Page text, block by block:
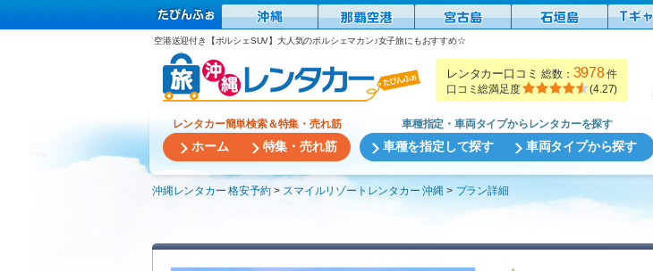
空港送迎付き【ポルシェSUV】大人気のポルシェマカン♪女子旅にもおすすめ☆
レンタカー口コミ 総数： 3978件
口コミ総満足度
(4.27)
レンタカー簡単検索＆特集・売れ筋
ホーム 特集・売れ筋
車種指定・車両タイプからレンタカーを探す
車種を指定して探す 車両タイプから探す
沖縄レンタカー 格安予約 スマイルリゾートレンタカー 沖縄 プラン詳細